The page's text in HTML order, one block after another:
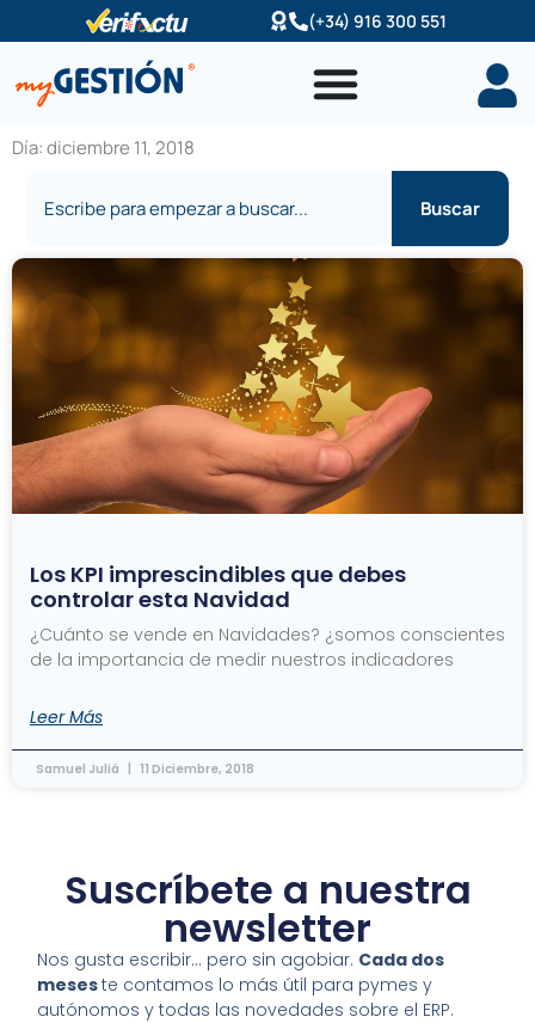
al
contenido
(+34) 916 300 551
Día: diciembre 11, 2018
Buscar
Los KPI imprescindibles que debes
controlar esta Navidad
¿Cuánto se vende en Navidades? ¿somos conscientes
de la importancia de medir nuestros indicadores
Leer Más
Samuel Juliá 11 Diciembre, 2018
Suscríbete a nuestra
newsletter
Nos gusta escribir… pero sin agobiar. Cada dos
meseste contamos lo más útil para pymes y
autónomos y todas las novedades sobre el ERP.